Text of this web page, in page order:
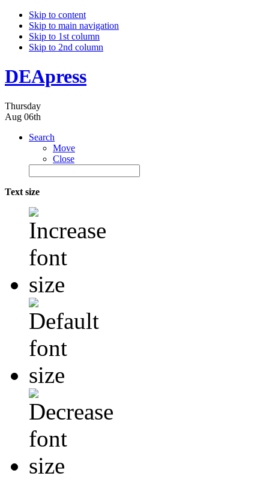
Skip to content
Skip to main navigation
Skip to 1st column
Skip to 2nd column
DEApress
Thursday
Aug 06th
Search
Move
Close
Text size